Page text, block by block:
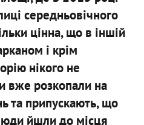
середньовічного
цінна, що в іншій
і крім
нікого не
вже розкопали на
та припускають, що
йшли до місця